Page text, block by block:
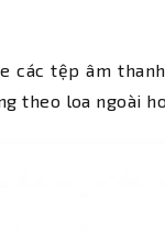
các tệp âm
theo loa ngoài